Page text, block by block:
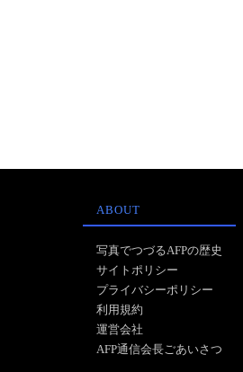
ABOUT
写真でつづるAFPの歴史
サイトポリシー
プライバシーポリシー
利用規約
運営会社
AFP通信会長ごあいさつ